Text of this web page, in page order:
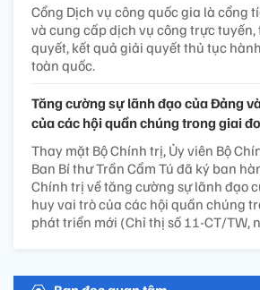
Cổng Dịch vụ công quốc gia là cổng
và cung cấp dịch vụ công trực
quyết, kết quả giải quyết thủ tục
toàn quốc.
Tăng cường sự lãnh đạo của Đảng
của các hội quần chúng trong giai
Thay mặt Bộ Chính trị, Ủy viên Bộ
Ban Bí thư Trần Cẩm Tú đã ký ban
Chính trị về tăng cường sự lãnh đạo
huy vai trò của các hội quần chúng
phát triển mới (Chỉ thị số 11-CT/TW,